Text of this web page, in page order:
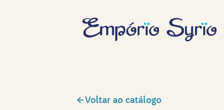
Voltar ao catálogo